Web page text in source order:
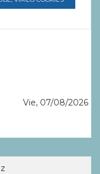
Vie, 07/08/2026